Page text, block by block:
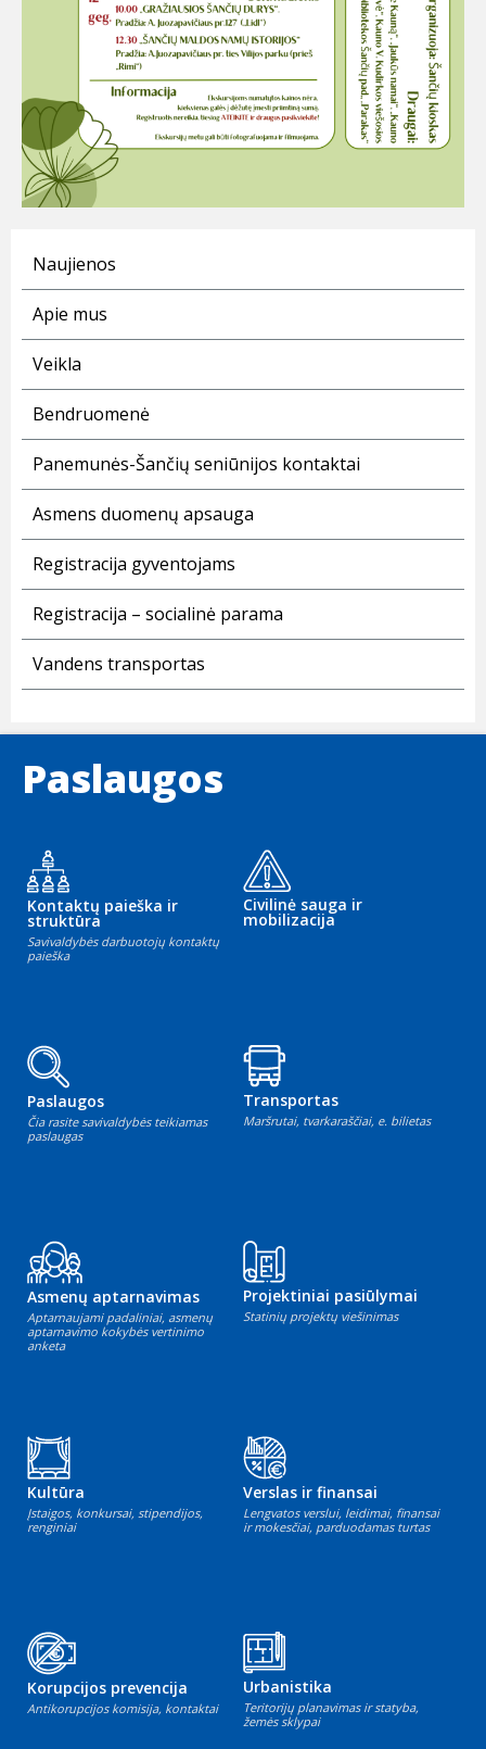
Naujienos
Apie mus
Veikla
Bendruomenė
Panemunės-Šančių seniūnijos kontaktai
Asmens duomenų apsauga
Registracija gyventojams
Registracija – socialinė parama
Vandens transportas
Paslaugos
Kontaktų paieška ir
struktūra
Savivaldybės darbuotojų kontaktų
paieška
Civilinė sauga ir
mobilizacija
Paslaugos
Čia rasite savivaldybės teikiamas
paslaugas
Transportas
Maršrutai, tvarkaraščiai, e. bilietas
Asmenų aptarnavimas
Aptarnaujami padaliniai, asmenų
aptarnavimo kokybės vertinimo
anketa
Projektiniai pasiūlymai
Statinių projektų viešinimas
Kultūra
Įstaigos, konkursai, stipendijos,
renginiai
Verslas ir finansai
Lengvatos verslui, leidimai, finansai
ir mokesčiai, parduodamas turtas
Korupcijos prevencija
Antikorupcijos komisija, kontaktai
Urbanistika
Teritorijų planavimas ir statyba,
žemės sklypai